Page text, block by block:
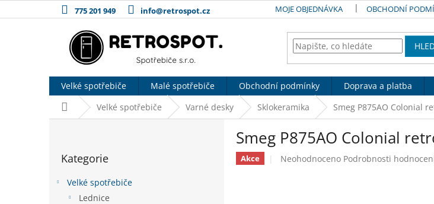
na
775 201 949 info@retrospot.cz MOJE OBJEDNÁVKA OBCHODNÍ
Velké spotřebiče Malé spotřebiče Obchodní podmínky Doprava a platba
Domů Velké spotřebiče Varné desky Sklokeramika Smeg P875AO Colonial
kategorie
Kategorie
Velké spotřebiče
Lednice
Smeg P875AO Colonial
Akce
Průměrné
Neohodnoceno Podrobnosti